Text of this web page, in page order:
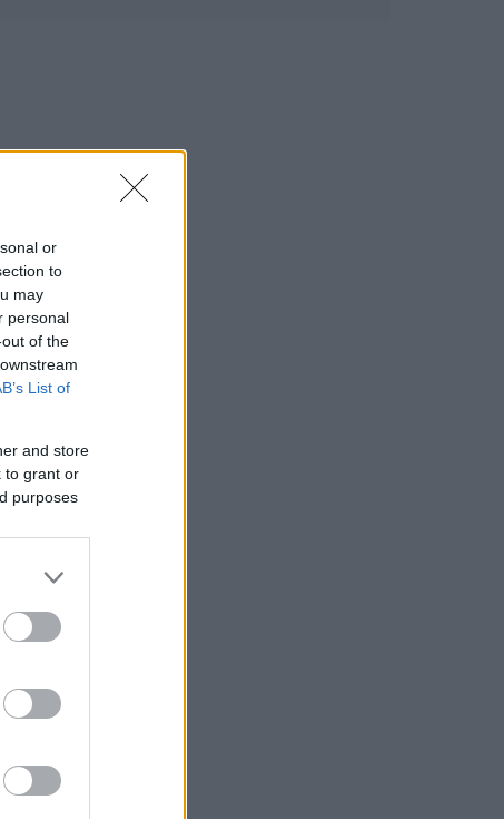
or
to
may
personal
of the
List of
and store
to grant or
purposes